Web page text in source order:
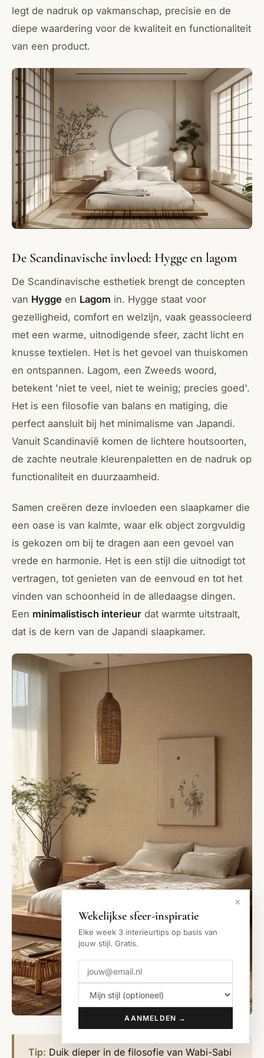
legt de nadruk op vakmanschap, precisie en de
diepe waardering voor de kwaliteit en functionaliteit
van een product.
De Scandinavische invloed: Hygge en lagom
De Scandinavische esthetiek brengt de concepten
van Hygge en Lagom in. Hygge staat voor
gezelligheid, comfort en welzijn, vaak geassocieerd
met een warme, uitnodigende sfeer, zacht licht en
knusse textielen. Het is het gevoel van thuiskomen
en ontspannen. Lagom, een Zweeds woord,
betekent 'niet te veel, niet te weinig; precies goed'.
Het is een filosofie van balans en matiging, die
perfect aansluit bij het minimalisme van Japandi.
Vanuit Scandinavië komen de lichtere houtsoorten,
de zachte neutrale kleurenpaletten en de nadruk op
functionaliteit en duurzaamheid.
Samen creëren deze invloeden een slaapkamer die
een oase is van kalmte, waar elk object zorgvuldig
is gekozen om bij te dragen aan een gevoel van
vrede en harmonie. Het is een stijl die uitnodigt tot
vertragen, tot genieten van de eenvoud en tot het
vinden van schoonheid in de alledaagse dingen.
Een minimalistisch interieur dat warmte uitstraalt,
dat is de kern van de Japandi slaapkamer.
Tip: Duik dieper in de filosofie van Wabi-Sabi
×
Wekelijkse sfeer-inspiratie
Elke week 3 interieurtips op basis van
jouw stijl. Gratis.
AANMELDEN →